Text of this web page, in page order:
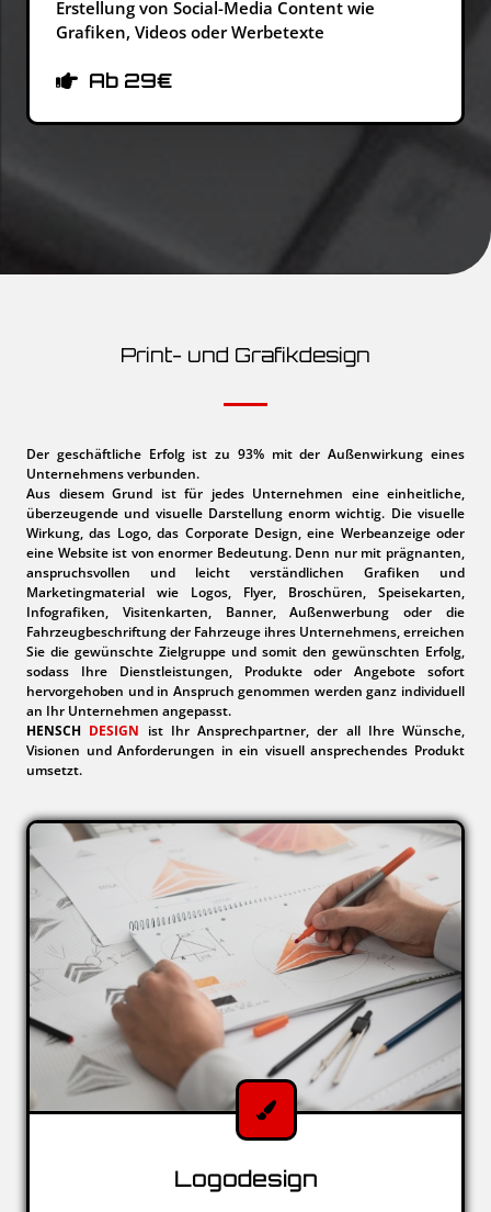
Erstellung von Social-Media Content wie
Grafiken, Videos oder Werbetexte
Ab 29€
Print- und Grafikdesign
Der geschäftliche Erfolg ist zu 93% mit der Außenwirkung eines
Unternehmens verbunden.
Aus diesem Grund ist für jedes Unternehmen eine einheitliche,
überzeugende und visuelle Darstellung enorm wichtig. Die visuelle
Wirkung, das Logo, das Corporate Design, eine Werbeanzeige oder
eine Website ist von enormer Bedeutung. Denn nur mit prägnanten,
anspruchsvollen und leicht verständlichen Grafiken und
Marketingmaterial wie Logos, Flyer, Broschüren, Speisekarten,
Infografiken, Visitenkarten, Banner, Außenwerbung oder die
Fahrzeugbeschriftung der Fahrzeuge ihres Unternehmens, erreichen
Sie die gewünschte Zielgruppe und somit den gewünschten Erfolg,
sodass Ihre Dienstleistungen, Produkte oder Angebote sofort
hervorgehoben und in Anspruch genommen werden ganz individuell
an Ihr Unternehmen angepasst.
HENSCH DESIGN ist Ihr Ansprechpartner, der all Ihre Wünsche,
Visionen und Anforderungen in ein visuell ansprechendes Produkt
umsetzt.
Logodesign